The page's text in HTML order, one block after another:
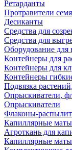
Ретарданты
Протравители
Десиканты
Средства для
Средства для
Оборудование для
Контейнеры для
Контейнеры для
Контейнеры
Подвязка
Опрыскиватели,
Опрыскиватели
Флаконы-
Капиллярные маты
Агроткань для
Капиллярные маты